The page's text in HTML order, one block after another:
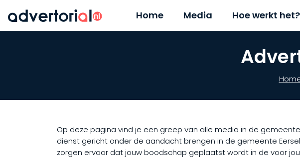
Home Media Hoe werkt het?
Op deze pagina vind je een greep van alle media in de
dienst gericht onder de aandacht brengen in de gemeente
zorgen ervoor dat jouw boodschap geplaatst wordt in de voor